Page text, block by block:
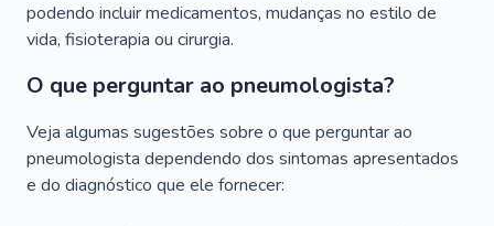
podendo incluir medicamentos, mudanças no estilo de
vida, fisioterapia ou cirurgia.
O que perguntar ao pneumologista?
Veja algumas sugestões sobre o que perguntar ao
pneumologista dependendo dos sintomas apresentados
e do diagnóstico que ele fornecer: